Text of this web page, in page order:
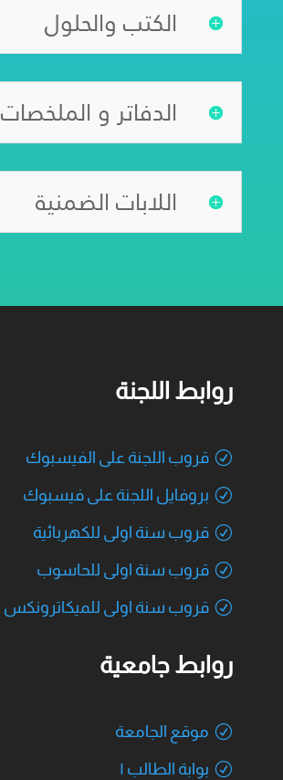
الكتب والحلول
الدفاتر و الملخصات
اللابات الضمنية
قروب اللجنة على الفيسبوك
بروفايل اللجنة على فيسبوك
قروب سنة اولى للكهربائية
قروب سنة اولى للحاسوب
قروب سنة اولى للميكاترونكس
موقع الجامعة
بوابة الطالب ١